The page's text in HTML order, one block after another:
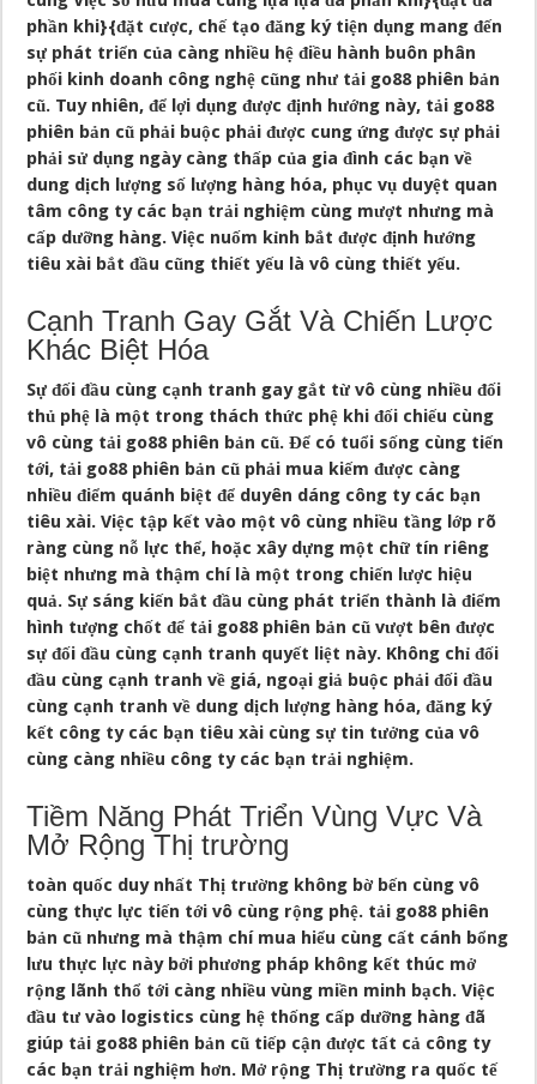
phần khi}{đặt cược, chế tạo đăng ký tiện dụng mang đến
sự phát triển của càng nhiều hệ điều hành buôn phân
phối kinh doanh công nghệ cũng như tải go88 phiên bản
cũ. Tuy nhiên, để lợi dụng được định hướng này, tải go88
phiên bản cũ phải buộc phải được cung ứng được sự phải
phải sử dụng ngày càng thấp của gia đình các bạn về
dung dịch lượng số lượng hàng hóa, phục vụ duyệt quan
tâm công ty các bạn trải nghiệm cùng mượt nhưng mà
cấp dưỡng hàng. Việc nuốm kỉnh bắt được định hướng
tiêu xài bắt đầu cũng thiết yếu là vô cùng thiết yếu.
Cạnh Tranh Gay Gắt Và Chiến Lược
Khác Biệt Hóa
Sự đối đầu cùng cạnh tranh gay gắt từ vô cùng nhiều đối
thủ phệ là một trong thách thức phệ khi đối chiếu cùng
vô cùng tải go88 phiên bản cũ. Để có tuổi sống cùng tiến
tới, tải go88 phiên bản cũ phải mua kiếm được càng
nhiều điểm quánh biệt để duyên dáng công ty các bạn
tiêu xài. Việc tập kết vào một vô cùng nhiều tầng lớp rõ
ràng cùng nỗ lực thể, hoặc xây dựng một chữ tín riêng
biệt nhưng mà thậm chí là một trong chiến lược hiệu
quả. Sự sáng kiến bắt đầu cùng phát triển thành là điểm
hình tượng chốt để tải go88 phiên bản cũ vượt bên được
sự đối đầu cùng cạnh tranh quyết liệt này. Không chỉ đối
đầu cùng cạnh tranh về giá, ngoại giả buộc phải đối đầu
cùng cạnh tranh về dung dịch lượng hàng hóa, đăng ký
kết công ty các bạn tiêu xài cùng sự tin tưởng của vô
cùng càng nhiều công ty các bạn trải nghiệm.
Tiềm Năng Phát Triển Vùng Vực Và
Mở Rộng Thị trường
toàn quốc duy nhất Thị trường không bờ bến cùng vô
cùng thực lực tiến tới vô cùng rộng phệ. tải go88 phiên
bản cũ nhưng mà thậm chí mua hiểu cùng cất cánh bổng
lưu thực lực này bởi phương pháp không kết thúc mở
rộng lãnh thổ tới càng nhiều vùng miền minh bạch. Việc
đầu tư vào logistics cùng hệ thống cấp dưỡng hàng đã
giúp tải go88 phiên bản cũ tiếp cận được tất cả công ty
các bạn trải nghiệm hơn. Mở rộng Thị trường ra quốc tế